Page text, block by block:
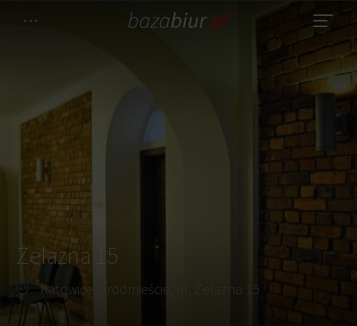
Żelazna 15
Katowice, Środmieście, ul. Żelazna 15